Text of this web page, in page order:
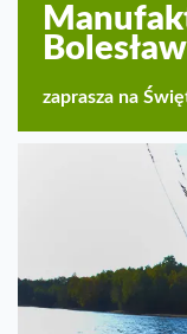
zaprasza na